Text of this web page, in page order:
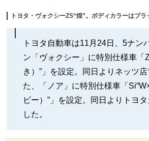
トヨタ・ヴォクシーZS“煌”。ボディカラーはブラ
トヨタ自動車は11月24日、5ナン
ン「ヴォクシー」に特別仕様車「
き）”」を設定。同日よりネッツ
た、「ノア」に特別仕様車「
ビー）”」を設定。同日よりトヨ
した。